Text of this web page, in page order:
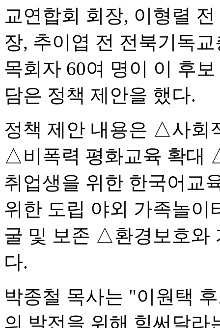
교연합회 회장, 이형렬
장, 추이엽 전 전북기독
목회자 60여 명이 이 후
담은 정책 제안을 했다.
정책 제안 내용은 △사회
△비폭력 평화교육 확대
취업생을 위한 한국어교
위한 도립 야외 가족놀
굴 및 보존 △환경보호와
다.
박종철 목사는 "이원택
의 발전을 위해 힘써달라